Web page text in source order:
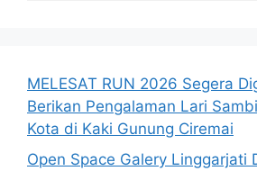
MELESAT RUN 2026 Segera
Berikan Pengalaman Lari
Kota di Kaki Gunung Ciremai
Open Space Galery Linggarjati